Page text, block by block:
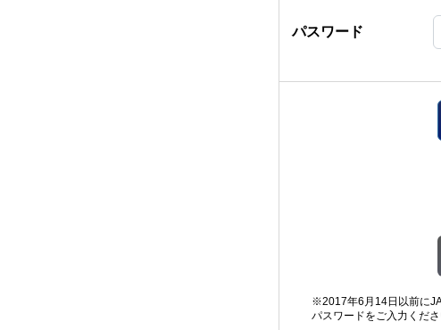
パスワード
※2017年6月14日以前に
パスワードをご入力くださ